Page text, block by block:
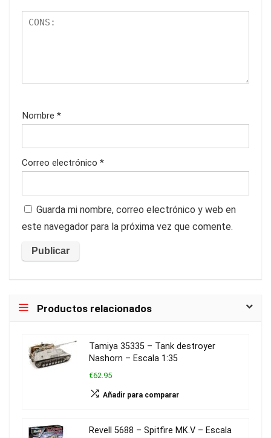
Nombre *
Correo electrónico *
Guarda mi nombre, correo electrónico y web en
este navegador para la próxima vez que comente.
Productos relacionados
Tamiya 35335 – Tank destroyer
Nashorn – Escala 1:35
€62.95
Añadir para comparar
Revell 5688 – Spitfire MK.V – Escala